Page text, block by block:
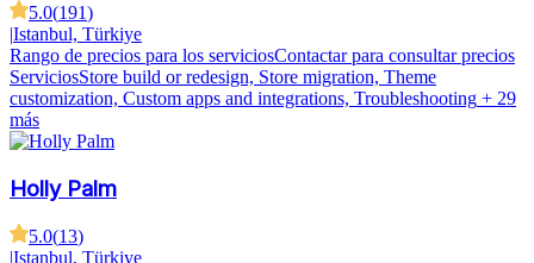
5.0(191)
|Istanbul, Türkiye
Rango de precios para los serviciosContactar para consultar precios
ServiciosStore build or redesign, Store migration, Theme
customization, Custom apps and integrations, Troubleshooting + 29
más
Holly Palm
5.0(13)
|Istanbul, Türkiye